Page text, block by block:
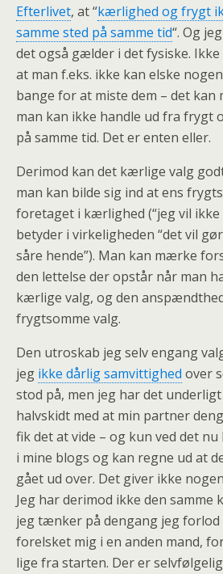
Efterlivet, at “kærlighed og frygt
samme sted på samme tid“. Og
det også gælder i det fysiske. Ikke
at man f.eks. ikke kan elske
bange for at miste dem – det kan
man kan ikke handle ud fra frygt
på samme tid. Det er enten eller.
Derimod kan det kærlige valg
man kan bilde sig ind at ens
foretaget i kærlighed (“jeg vil ikke
betyder i virkeligheden “det vil
såre hende”). Man kan mærke
den lettelse der opstår når man
kærlige valg, og den
frygtsomme valg.
Den utroskab jeg selv engang
jeg ikke dårlig samvittighed over
stod på, men jeg har det
halvskidt med at min partner
fik det at vide – og kun ved det
i mine blogs og kan regne ud at
gået ud over. Det giver ikke
Jeg har derimod ikke den samme
jeg tænker på dengang jeg forlod
forelsket mig i en anden mand,
lige fra starten. Der er